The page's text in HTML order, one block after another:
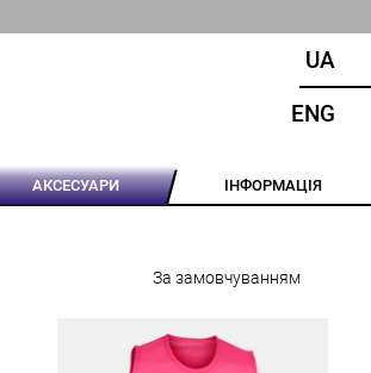
UA
ENG
АКСЕСУАРИ ІНФОРМАЦІЯ